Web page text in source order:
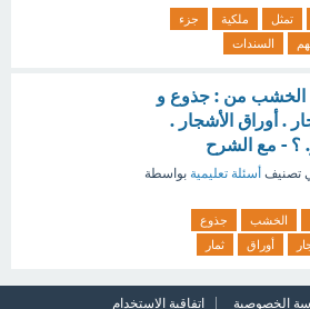
تمثل ملكية
جزء
السندات
الخشب من : جذوع و
. أوراق الأشجار .
؟ - مع الشرح
تصنيف أسئلة تعليمية بواسطة
الخشب
جذوع
أوراق ثمار
الخصوصية اتفاقية الاستخدام